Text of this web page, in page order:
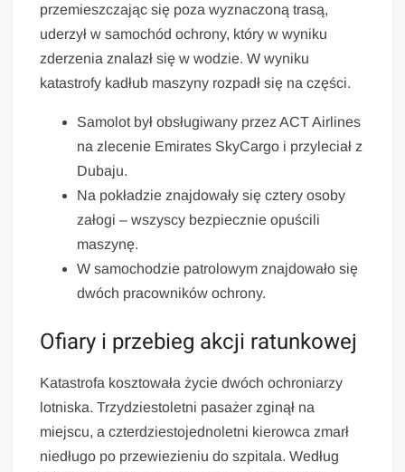
przemieszczając się poza wyznaczoną trasą,
uderzył w samochód ochrony, który w wyniku
zderzenia znalazł się w wodzie. W wyniku
katastrofy kadłub maszyny rozpadł się na części.
Samolot był obsługiwany przez ACT Airlines
na zlecenie Emirates SkyCargo i przyleciał z
Dubaju.
Na pokładzie znajdowały się cztery osoby
załogi – wszyscy bezpiecznie opuścili
maszynę.
W samochodzie patrolowym znajdowało się
dwóch pracowników ochrony.
Ofiary i przebieg akcji ratunkowej
Katastrofa kosztowała życie dwóch ochroniarzy
lotniska. Trzydziestoletni pasażer zginął na
miejscu, a czterdziestojednoletni kierowca zmarł
niedługo po przewiezieniu do szpitala. Według